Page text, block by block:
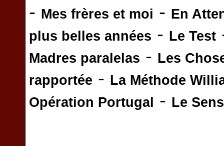
- Mes frères et moi - En
plus belles années - Le Test
Madres paralelas - Les
rapportée - La Méthode
Opération Portugal
- Le